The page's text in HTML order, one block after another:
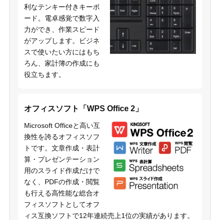
利なテンキー付きキーボ
ード。電卓感覚で数字入
力ができ、作業スピード
がアップします。ビジネ
スで使いたい方にはもち
ろん、家計簿の作成にも
役立ちます。
オフィスソフト「WPS Office 2」
Microsoft Officeと高い互
換性を誇るオフィスソフ
トです。文章作成・表計
算・プレゼンテーション
用のスライド作成だけで
なく、PDFの作成・閲覧
も行える高性能な総合オ
フィスソフトとしてオフ
ィス互換ソフトで12年連続売上1位の実績があります。